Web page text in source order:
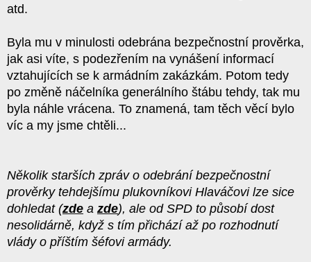
atd.
Byla mu v minulosti odebrána bezpečnostní prověrka,
jak asi víte, s podezřením na vynášení informací
vztahujících se k armádním zakázkám. Potom tedy
po změně náčelníka generálního štábu tehdy, tak mu
byla náhle vrácena. To znamená, tam těch věcí bylo
víc a my jsme chtěli...
Několik starších zpráv o odebrání bezpečnostní
prověrky tehdejšímu plukovníkovi Hlaváčovi lze sice
dohledat (zde a zde), ale od SPD to působí dost
nesolidárně, když s tím přichází až po rozhodnutí
vlády o příštím šéfovi armády.